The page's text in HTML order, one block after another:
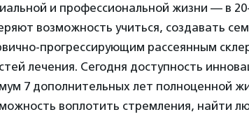
и профессиональной жизни — в
возможность учиться, создавать
прогрессирующим рассеянным
лечения. Сегодня доступность
7 дополнительных лет полноценной
воплотить стремления, найти